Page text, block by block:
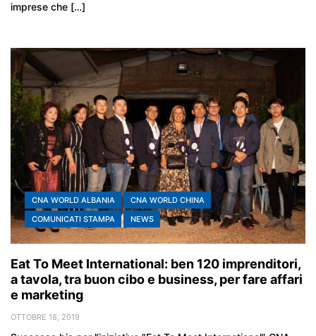
imprese che […]
CNA WORLD ALBANIA
CNA WORLD CHINA
COMUNICATI STAMPA
NEWS
Eat To Meet International: ben 120 imprenditori,
a tavola, tra buon cibo e business, per fare affari
e marketing
OTTOBRE 18, 2019